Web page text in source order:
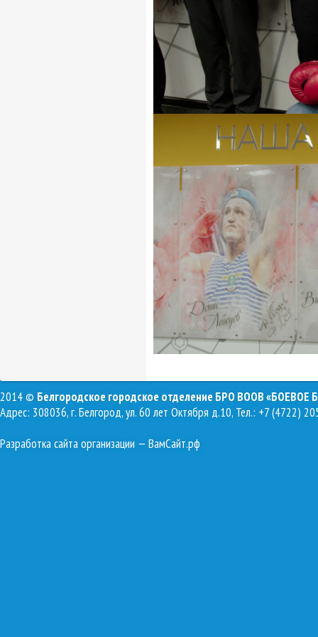
2014 © Белгородское городское отделение БРО ВООВ «БОЕВОЕ
Адрес: 308036, г. Белгород, ул. 60 лет Октября д.10, Тел.: +7 (4722)
Разработка сайта организации — ВамСайт.рф